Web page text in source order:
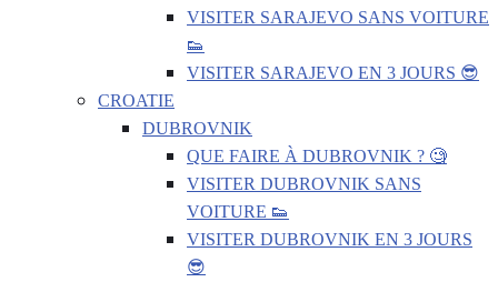
VISITER SARAJEVO SANS VOITURE
👟
VISITER SARAJEVO EN 3 JOURS 😎
CROATIE
DUBROVNIK
QUE FAIRE À DUBROVNIK ? 🧐
VISITER DUBROVNIK SANS
VOITURE 👟
VISITER DUBROVNIK EN 3 JOURS
😎